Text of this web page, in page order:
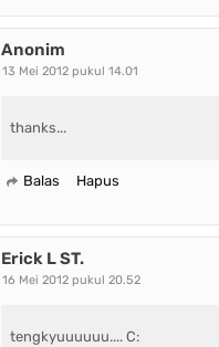
Anonim
13 Mei 2012 pukul 14.01
thanks...
Balas Hapus
Erick L ST.
16 Mei 2012 pukul 20.52
tengkyuuuuuu.... C: